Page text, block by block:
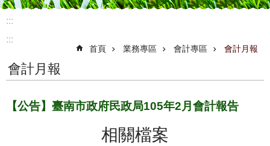
:::
:::
首頁 業務專區 會計專區 會計月報
會計月報
【公告】臺南市政府民政局105年2月會計報告
相關檔案